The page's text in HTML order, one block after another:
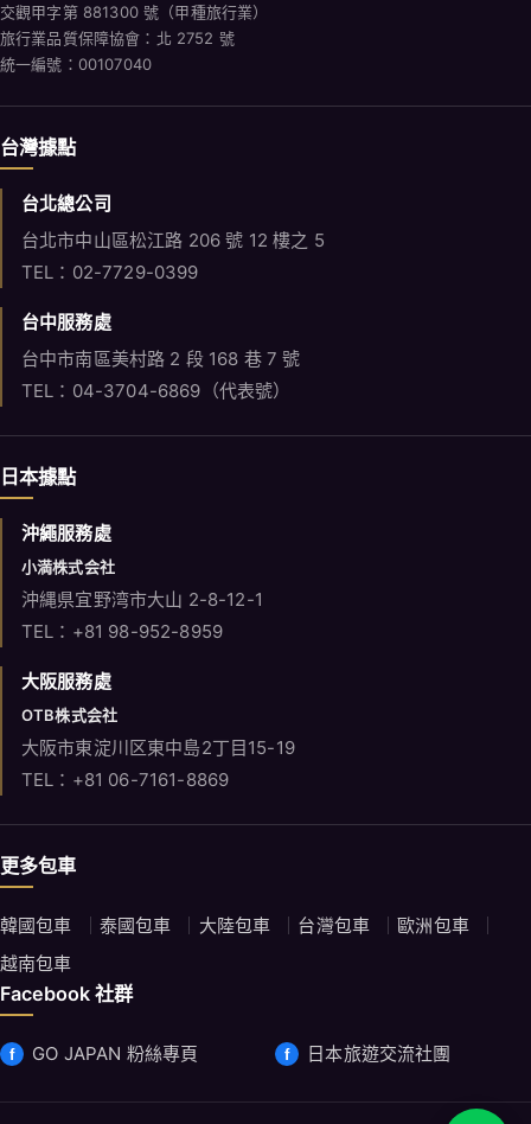
交觀甲字第 881300 號（甲種旅行業）
旅行業品質保障協會：北 2752 號
統一編號：00107040
台灣據點
台北總公司
台北市中山區松江路 206 號 12 樓之 5
TEL：02-7729-0399
台中服務處
台中市南區美村路 2 段 168 巷 7 號
TEL：04-3704-6869（代表號）
日本據點
沖繩服務處
小満株式会社
沖縄県宜野湾市大山 2-8-12-1
TEL：+81 98-952-8959
大阪服務處
OTB株式会社
大阪市東淀川区東中島2丁目15-19
TEL：+81 06-7161-8869
更多包車
韓國包車 泰國包車 大陸包車 台灣包車
歐洲包車
越南包車
Facebook 社群
GO JAPAN 粉絲專頁 日本旅遊交流社團